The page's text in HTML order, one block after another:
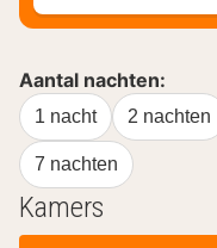
Aantal nachten:
1 nacht 2 nachten
7 nachten
Kamers